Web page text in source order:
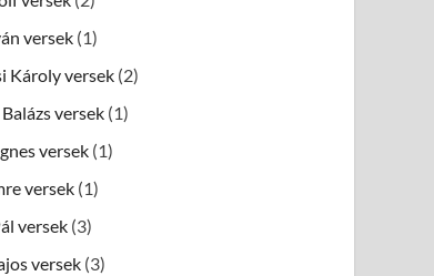
versek (1)
Károly versek (2)
versek (1)
versek (1)
versek (1)
versek (3)
versek (3)